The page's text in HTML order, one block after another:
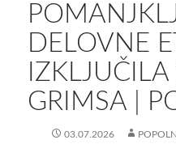
DELOVNE
GRIMSA |
03.07.2026